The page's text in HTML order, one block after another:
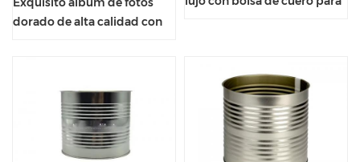
dorado de alta calidad con